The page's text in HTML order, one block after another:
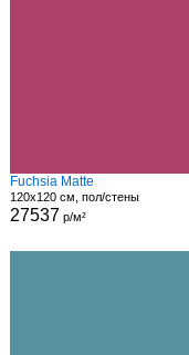
Fuchsia Matte
120x120 см, пол/стены
27537 р/м²